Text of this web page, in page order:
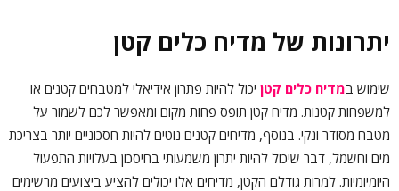
יתרונות של מדיח כלים קטן
שימוש במדיח כלים קטן יכול להיות פתרון אידיאלי למטבחים קטנים או
למשפחות קטנות. מדיח קטן תופס פחות מקום ומאפשר לכם לשמור על
מטבח מסודר ונקי. בנוסף, מדיחים קטנים נוטים להיות חסכוניים יותר בצריכת
מים וחשמל, דבר שיכול להיות יתרון משמעותי בחיסכון בעלויות התפעול
היומיומיות. למרות גודלם הקטן, מדיחים אלו יכולים להציע ביצועים מרשימים